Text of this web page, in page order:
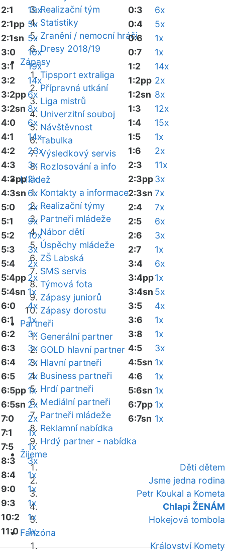
Realizační tým
Statistiky
Zranění / nemocní hráči
Dresy 2018/19
Zápasy
Tipsport extraliga
Přípravná utkání
Liga mistrů
Univerzitní souboj
Návštěvnost
Tabulka
Výsledkový servis
Rozlosování a info
Mládež
Kontakty a informace
Realizační týmy
Partneři mládeže
Nábor dětí
Úspěchy mládeže
ZŠ Labská
SMS servis
Týmová fota
Zápasy juniorů
Zápasy dorostu
Partneři
Generální partner
GOLD hlavní partner
Hlavní partneři
Business partneři
Hrdí partneři
Mediální partneři
Partneři mládeže
Reklamní nabídka
Hrdý partner - nabídka
Žijeme
Děti dětem
Jsme jedna rodina
Petr Koukal a Kometa
Chlapi ŽENÁM
Hokejová tombola
Fanzóna
Království Komety
2:1
19x
2:1pp 5x
2:1sn 5x
3:0
16x
3:1
19x
3:2
14x
3:2pp6x
3:2sn 8x
4:0
6x
4:1
14x
4:2
23x
4:3
3x
4:3pp2x
4:3sn 6x
5:0
2x
5:1
9x
5:2
10x
5:3
3x
5:4
2x
5:4pp2x
5:4sn 1x
6:0
4x
6:1
1x
6:2
3x
6:3
3x
6:4
2x
6:5
2x
6:5pp1x
6:5sn 2x
7:0
2x
7:1
1x
7:5
1x
8:3
3x
8:4
1x
9:0
1x
9:3
1x
10:2
1x
11:0
1x
0:3
6x
0:4
5x
0:6
1x
0:7
1x
1:2
14x
1:2pp 2x
1:2sn 8x
1:3
12x
1:4
15x
1:5
1x
1:6
2x
2:3
11x
2:3pp3x
2:3sn 7x
2:4
7x
2:5
6x
2:6
3x
2:7
1x
3:4
6x
3:4pp1x
3:4sn 5x
3:5
4x
3:6
1x
3:8
1x
4:5
3x
4:5sn 1x
4:6
1x
5:6sn 1x
6:7pp 1x
6:7sn 1x